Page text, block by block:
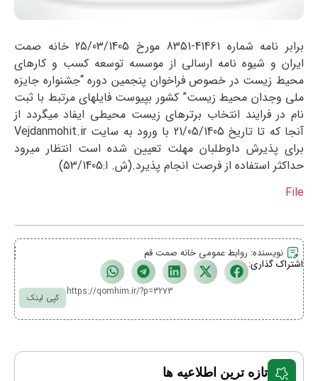
برابر نامه شماره 41461-8351 مورخ 25/03/1405 خانه صمت
ایران و شیوه نامه ارسالی از موسسه توسعه کسب و کارهای
محیط زیست در خصوص فراخوان پنجمین دوره “جشنواره جایزه
ملی وجدان محیط زیست” کشور بپیوست فایلهای مرتبط با ثبت
نام در فرایند انتخاب برترهای زیست محیطی ایفاد میگردد از
آنجا که تا تاریخ 21/05/1405 با ورود به سایت Vejdanmohit.ir
برای پذیرش داوطلبان مهلت تعیین شده است انتظار میرود
حداکثر استفاده از فرصت انجام پذیرد.(ش. ا:53/1405)
File
نویسنده: روابط عمومی خانه صمت قم
اشتراک گذاری:
کپی لینک https://qomhim.ir/?p=3273
تازه ترین اطلاعیه ها